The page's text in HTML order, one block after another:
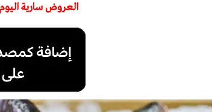
العروض سارية